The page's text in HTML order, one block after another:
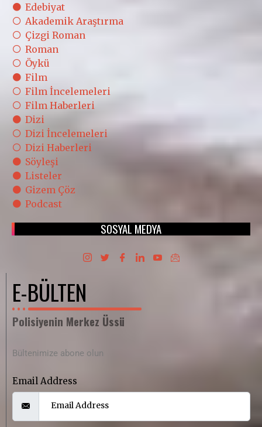
Edebiyat
Akademik Araştırma
Çizgi Roman
Roman
Öykü
Film
Film İncelemeleri
Film Haberleri
Dizi
Dizi İncelemeleri
Dizi Haberleri
Söyleşi
Listeler
Gizem Çöz
Podcast
SOSYAL MEDYA
E-BÜLTEN
Polisiyenin Merkez Üssü
Bültenimize abone olun
Email Address